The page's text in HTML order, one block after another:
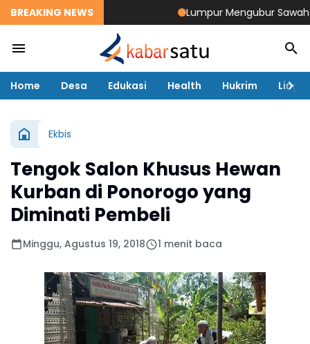
BREAKING NEWS Lumpur Mengubur Sawah
Home Desa Edukasi Health Hukrim
Ekbis
Tengok Salon Khusus Hewan
Kurban di Ponorogo yang
Diminati Pembeli
Minggu, Agustus 19, 2018 1 menit baca